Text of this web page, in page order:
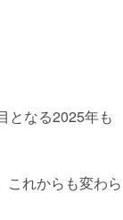
となる2025年も
これからも変わら